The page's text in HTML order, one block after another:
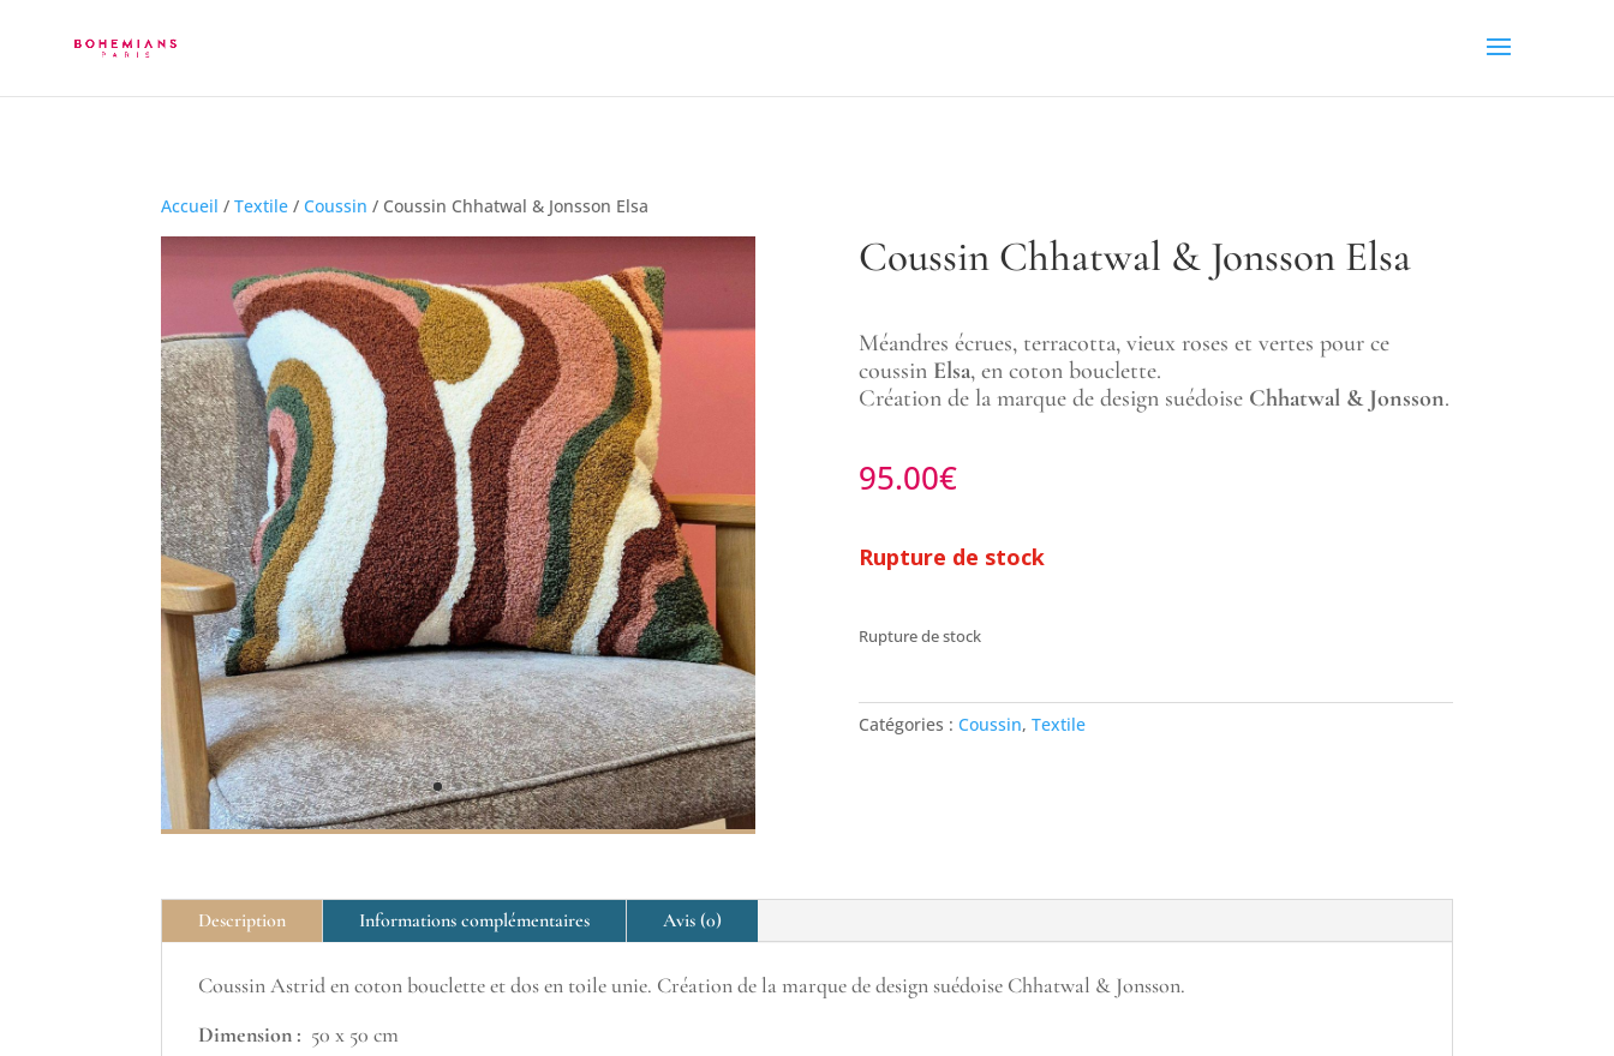
Accueil /Textile /Coussin / Coussin Chhatwal & Jonsson Elsa
Coussin Chhatwal & Jonsson Elsa
Méandres écrues, terracotta, vieux roses et vertes pour ce
coussin Elsa, en coton bouclette.
Création de la marque de design suédoise Chhatwal & Jonsson.
95.00€
Rupture de stock
Rupture de stock
Catégories : Coussin, Textile
Description Informations complémentaires Avis (0)
Coussin Astrid en coton bouclette et dos en toile unie. Création de la marque de design suédoise Chhatwal & Jonsson.
Dimension : 50 x 50 cm